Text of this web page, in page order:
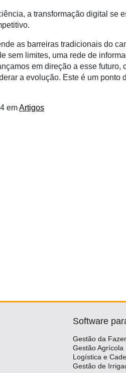
a transformação digital se
as barreiras tradicionais do
sem limites, uma rede de
em direção a esse futuro,
a evolução. Este é um ponto
emArtigos
Software
Gestão da
Gestão Agrícola
Logística e
Gestão de